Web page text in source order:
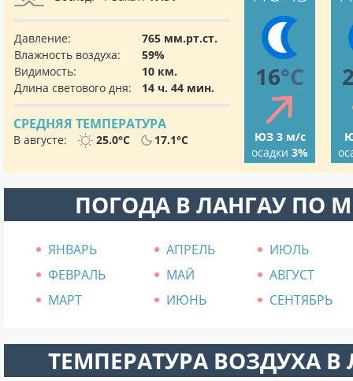
Давление:
765 мм.рт.ст.
Влажность воздуха:
59%
Видимость:
10 км.
Длина светового дня:
14 ч. 44 мин.
СРЕДНЯЯ ТЕМПЕРАТУРА
В августе: 25.0°C 17.1°C
16°C
ЮЗ 3 м/с
осадки 3%
ПОГОДА В ЛАНГАУ ПО
ЯНВАРЬ АПРЕЛЬ
ИЮЛЬ
ФЕВРАЛЬ
МАЙ
АВГУСТ
МАРТ
ИЮНЬ СЕНТЯБРЬ
ТЕМПЕРАТУРА ВОЗДУХА В